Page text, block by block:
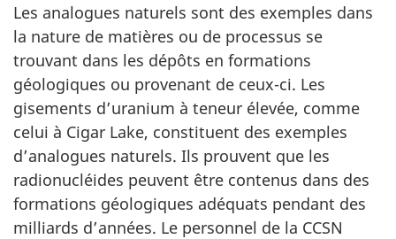
Les analogues naturels sont des exemples dans
la nature de matières ou de processus se
trouvant dans les dépôts en formations
géologiques ou provenant de ceux-ci. Les
gisements d’uranium à teneur élevée, comme
celui à Cigar Lake, constituent des exemples
d’analogues naturels. Ils prouvent que les
radionucléides peuvent être contenus dans des
formations géologiques adéquats pendant des
milliards d’années. Le personnel de la CCSN